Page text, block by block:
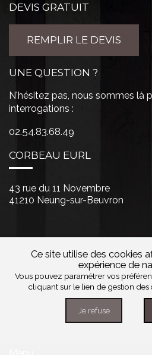
DEVIS GRATUIT
REMPLIR LE DEVIS
UNE QUESTION ?
N'hésitez pas, nous sommes là
interrogations :
02.54.83.68.49
CORBEAU EURL
43 rue du 11 Novembre
41210 Neung-sur-Beuvron
Ce site utilise des cookies
expérience de
Vous pouvez paramétrer vos
cliquant sur le lien de gestion des
Je refuse